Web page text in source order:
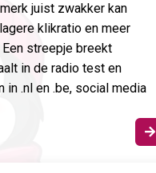
juist zwakker kan
klikratio en meer
streepje breekt
in de radio test en
in .nl en .be, social media
